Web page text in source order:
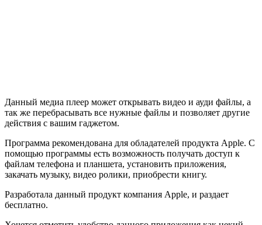
Данный медиа плеер может открывать видео и ауди файлы, а
так же перебрасывать все нужные файлы и позволяет другие
действия с вашим гаджетом.
Программа рекомендована для обладателей продукта Apple. С
помощью программы есть возможность получать доступ к
файлам телефона и планшета, установить приложения,
закачать музыку, видео ролики, приобрести книгу.
Разработала данный продукт компания Apple, и раздает
бесплатно.